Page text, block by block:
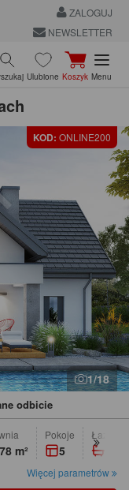
ZALOGUJ
NEWSLETTER
Ulubione Koszyk Menu
KOD: ONLINE200
1/18
odbicie
m²
pokoje
5
Więcej parametrów